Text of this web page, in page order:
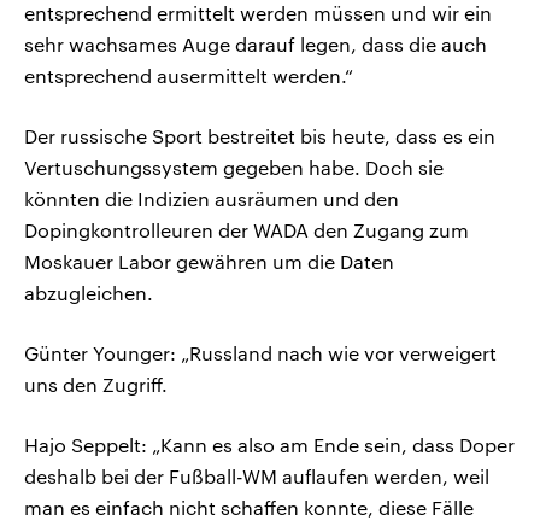
entsprechend ermittelt werden müssen und wir ein
sehr wachsames Auge darauf legen, dass die auch
entsprechend ausermittelt werden.“
Der russische Sport bestreitet bis heute, dass es ein
Vertuschungssystem gegeben habe. Doch sie
könnten die Indizien ausräumen und den
Dopingkontrolleuren der WADA den Zugang zum
Moskauer Labor gewähren um die Daten
abzugleichen.
Günter Younger: „Russland nach wie vor verweigert
uns den Zugriff.
Hajo Seppelt: „Kann es also am Ende sein, dass Doper
deshalb bei der Fußball-WM auflaufen werden, weil
man es einfach nicht schaffen konnte, diese Fälle